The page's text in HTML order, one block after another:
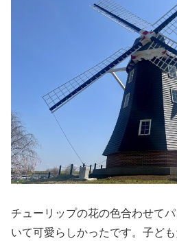
チューリップの花の色合わせて
いて可愛らしかったです。子ど